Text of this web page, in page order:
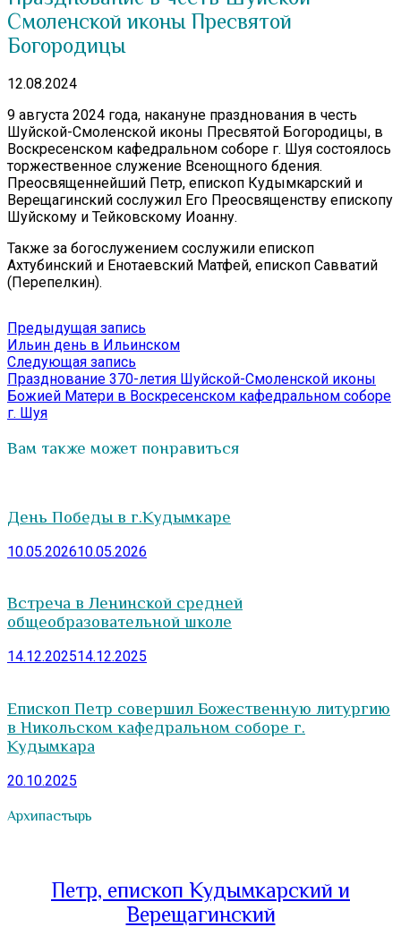
Смоленской иконы Пресвятой
Богородицы
12.08.2024
9 августа 2024 года, накануне празднования в честь
Шуйской-Смоленской иконы Пресвятой Богородицы, в
Воскресенском кафедральном соборе г. Шуя состоялось
торжественное служение Всенощного бдения.
Преосвященнейший Петр, епископ Кудымкарский и
Верещагинский сослужил Его Преосвященству епископу
Шуйскому и Тейковскому Иоанну.
Также за богослужением сослужили епископ
Ахтубинский и Енотаевский Матфей, епископ Савватий
(Перепелкин).
Навигация
по
записям
Предыдущая запись
запись:
Ильин день в Ильинском
Следующая запись
запись:
Празднование 370-летия Шуйской-Смоленской иконы
Божией Матери в Воскресенском кафедральном соборе
г. Шуя
Вам также может понравиться
День Победы в г.Кудымкаре
10.05.202610.05.2026
Встреча в Ленинской средней
общеобразовательной школе
14.12.202514.12.2025
Епископ Петр совершил Божественную литургию
в Никольском кафедральном соборе г.
Кудымкара
20.10.2025
Архипастырь
Петр, епископ Кудымкарский и
Верещагинский